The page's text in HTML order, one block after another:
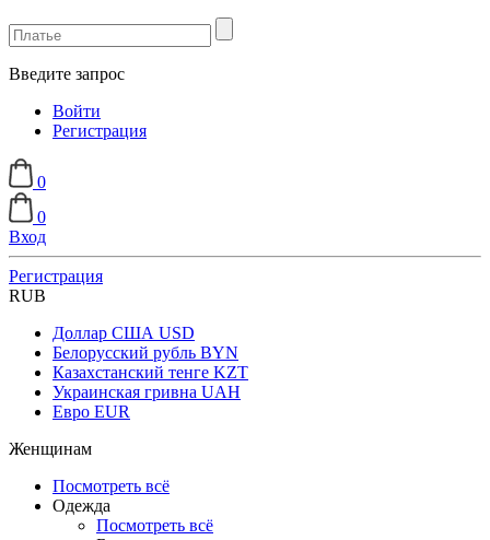
Введите запрос
Войти
Регистрация
0
0
Вход
Регистрация
RUB
Доллар США USD
Белорусский рубль BYN
Казахстанский тенге KZT
Украинская гривна UAH
Евро EUR
Женщинам
Посмотреть всё
Одежда
Посмотреть всё